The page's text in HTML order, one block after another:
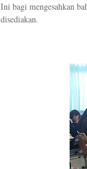
Ini bagi mengesahkan
disediakan.